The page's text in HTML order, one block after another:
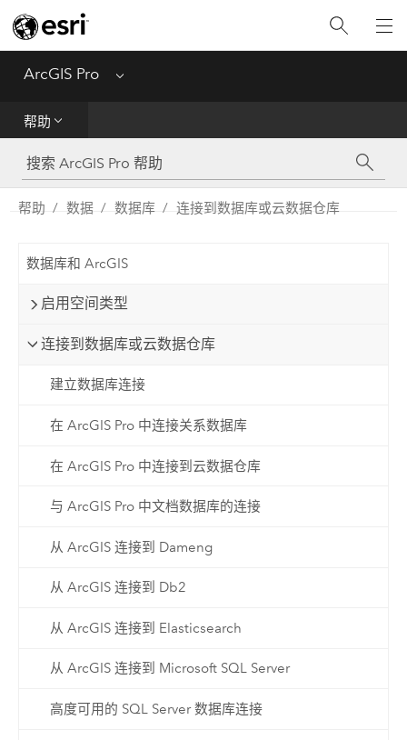
ArcGIS Pro Menu
帮助
工具参考
Python
帮助 数据 数据库 连接到数据库或云数据仓库
数据库和 ArcGIS
启用空间类型
连接到数据库或云数据仓库
建立数据库连接
在 ArcGIS Pro 中连接关系数据库
在 ArcGIS Pro 中连接到云数据仓库
与 ArcGIS Pro 中文档数据库的连接
从 ArcGIS 连接到 Dameng
从 ArcGIS 连接到 Db2
从 ArcGIS 连接到 Elasticsearch
从 ArcGIS 连接到 Microsoft SQL Server
高度可用的 SQL Server 数据库连接